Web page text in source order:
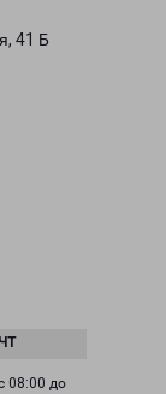
41 Б
08:00 до